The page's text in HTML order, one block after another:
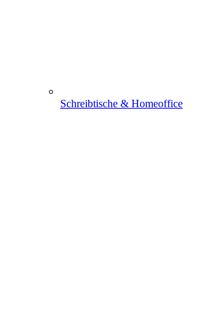
Schreibtische & Homeoffice